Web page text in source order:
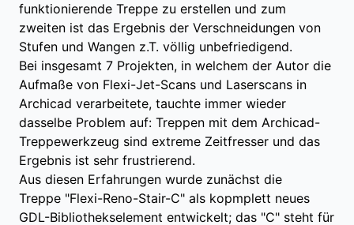
funktionierende Treppe zu erstellen und zum
zweiten ist das Ergebnis der Verschneidungen von
Stufen und Wangen z.T. völlig unbefriedigend.
Bei insgesamt 7 Projekten, in welchem der Autor die
Aufmaße von Flexi-Jet-Scans und Laserscans in
Archicad verarbeitete, tauchte immer wieder
dasselbe Problem auf: Treppen mit dem Archicad-
Treppewerkzeug sind extreme Zeitfresser und das
Ergebnis ist sehr frustrierend.
Aus diesen Erfahrungen wurde zunächst die
Treppe "Flexi-Reno-Stair-C" als kopmplett neues
GDL-Bibliothekselement entwickelt; das "C" steht für